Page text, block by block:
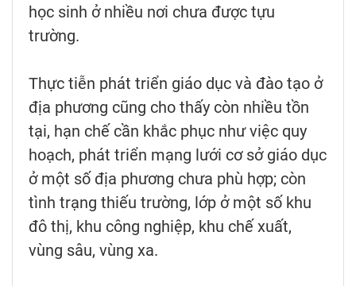
học sinh ở nhiều nơi chưa được tựu
trường.
Thực tiễn phát triển giáo dục và đào tạo ở
địa phương cũng cho thấy còn nhiều tồn
tại, hạn chế cần khắc phục như việc quy
hoạch, phát triển mạng lưới cơ sở giáo dục
ở một số địa phương chưa phù hợp; còn
tình trạng thiếu trường, lớp ở một số khu
đô thị, khu công nghiệp, khu chế xuất,
vùng sâu, vùng xa.